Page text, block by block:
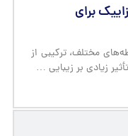
برای
مختلف، ترکیبی از
زیادی بر زیبایی …